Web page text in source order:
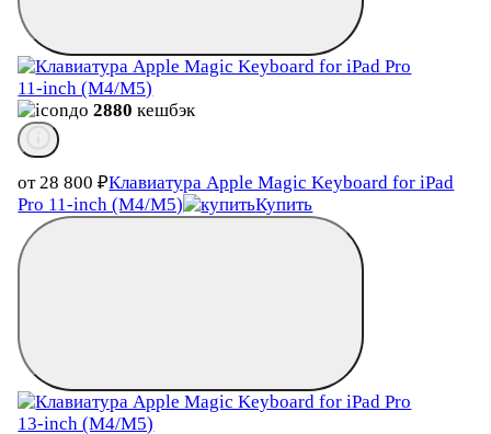
до2880 кешбэк
от 28 800₽Клавиатура Apple Magic Keyboard for iPad
Pro 11‑inch (M4/M5)
Купить